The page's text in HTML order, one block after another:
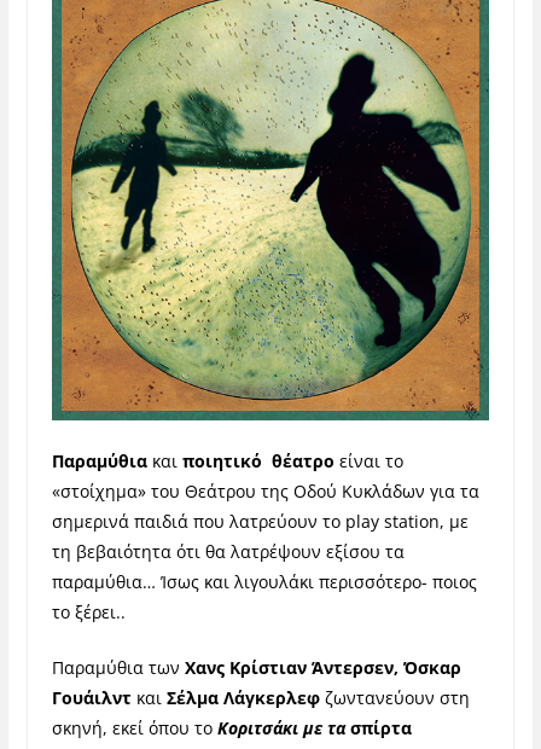
Παραμύθια και ποιητικό θέατρο είναι το
«στοίχημα» του Θεάτρου της Οδού Κυκλάδων για τα
σημερινά παιδιά που λατρεύουν το play station, με
τη βεβαιότητα ότι θα λατρέψουν εξίσου τα
παραμύθια… Ίσως και λιγουλάκι περισσότερο- ποιος
το ξέρει..
Παραμύθια των Χανς Κρίστιαν Άντερσεν, Όσκαρ
Γουάιλντ καιΣέλμα Λάγκερλεφζωντανεύουν στη
σκηνή, εκεί όπου το Κοριτσάκι με τασπίρτα